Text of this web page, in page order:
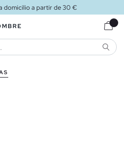
domicilio a partir de 30 €